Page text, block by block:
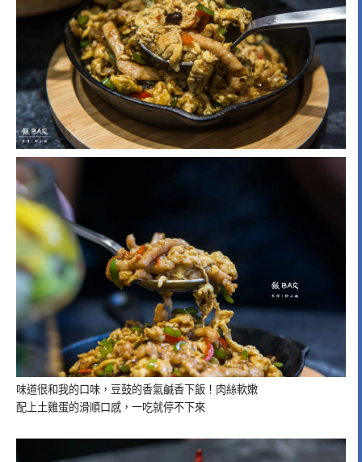
味道很和我的口味，豆鼓的香氣鹹香下飯！肉絲軟嫩
配上土雞蛋的滑順口感，一吃就停不下來